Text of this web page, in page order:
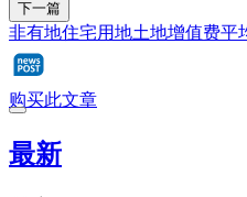
下一篇
非有地住宅用地土地增值费平
购买此文章
最新